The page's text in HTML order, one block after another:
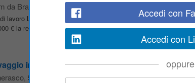
da Bra
lavoro Luogo di lavoro: CHERASCO (CN) Tipo di contratto:
€ la retribuzione verrà quantificata sulla base di criteri
impianti fotovoltaici
, 5 km da Bra
Accedi con
Accedi con
oppure